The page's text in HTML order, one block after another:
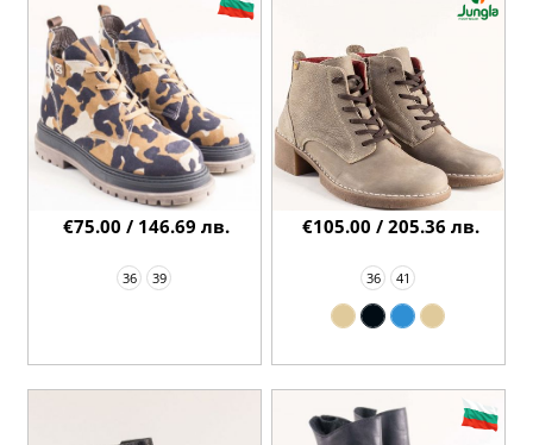
36 39
€75.00 / 146.69 лв.
36 41
€105.00 / 205.36 лв.